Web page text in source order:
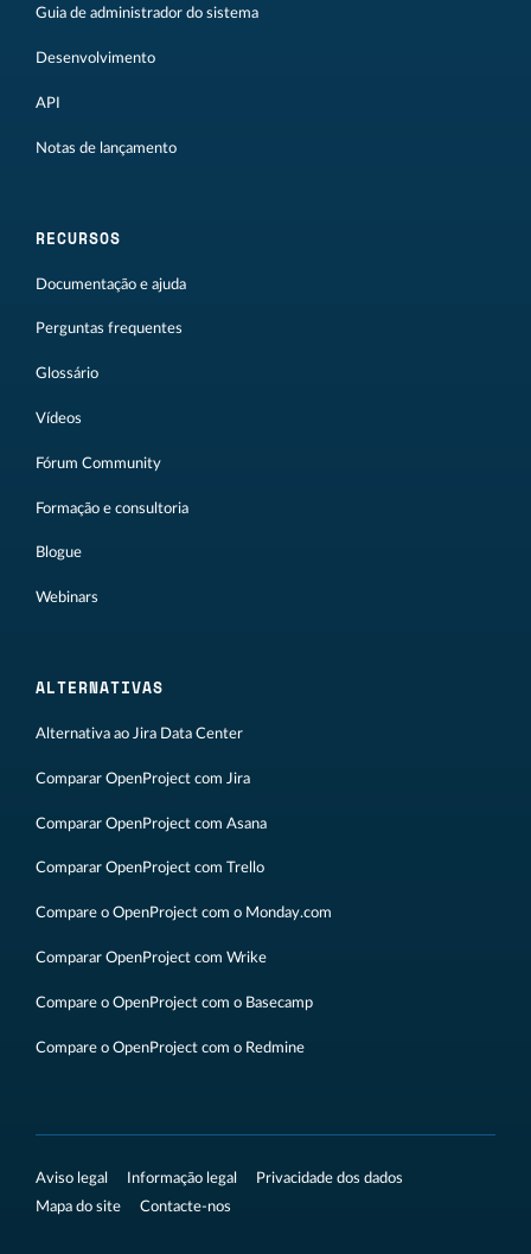
Guia de administrador do sistema
Desenvolvimento
API
Notas de lançamento
RECURSOS
Documentação e ajuda
Perguntas frequentes
Glossário
Vídeos
Fórum Community
Formação e consultoria
Blogue
Webinars
ALTERNATIVAS
Alternativa ao Jira Data Center
Comparar OpenProject com Jira
Comparar OpenProject com Asana
Comparar OpenProject com Trello
Compare o OpenProject com o Monday.com
Comparar OpenProject com Wrike
Compare o OpenProject com o Basecamp
Compare o OpenProject com o Redmine
Aviso legal Informação legal
Privacidade dos dados
Mapa do site
Contacte-nos